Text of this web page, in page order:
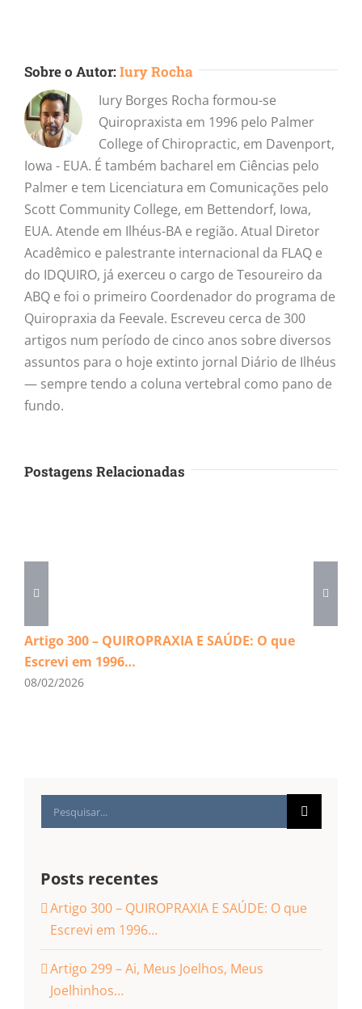
Sobre o Autor:Iury Rocha
Iury Borges Rocha formou-se
Quiropraxista em 1996 pelo Palmer
College of Chiropractic, em Davenport,
Iowa - EUA. É também bacharel em Ciências pelo
Palmer e tem Licenciatura em Comunicações pelo
Scott Community College, em Bettendorf, Iowa,
EUA. Atende em Ilhéus-BA e região. Atual Diretor
Acadêmico e palestrante internacional da FLAQ e
do IDQUIRO, já exerceu o cargo de Tesoureiro da
ABQ e foi o primeiro Coordenador do programa de
Quiropraxia da Feevale. Escreveu cerca de 300
artigos num período de cinco anos sobre diversos
assuntos para o hoje extinto jornal Diário de Ilhéus
— sempre tendo a coluna vertebral como pano de
fundo.
Postagens Relacionadas
Artigo 300 – QUIROPRAXIA E SAÚDE: O que
Escrevi em 1996…
08/02/2026
resultados
Posts recentes
Artigo 300 – QUIROPRAXIA E SAÚDE: O que
Escrevi em 1996…
Artigo 299 – Ai, Meus Joelhos, Meus
Joelhinhos…